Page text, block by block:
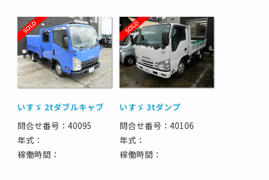
いすゞ 2tダブルキャブ
問合せ番号：40095
年式：
稼働時間：
いすゞ 3tダンプ
問合せ番号：40106
年式：
稼働時間：